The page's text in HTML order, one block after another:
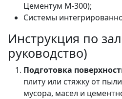
Цементум М-300);
Системы
Инструкция по
руководство)
Подготовка
плиту или стяжку от
мусора, масел и